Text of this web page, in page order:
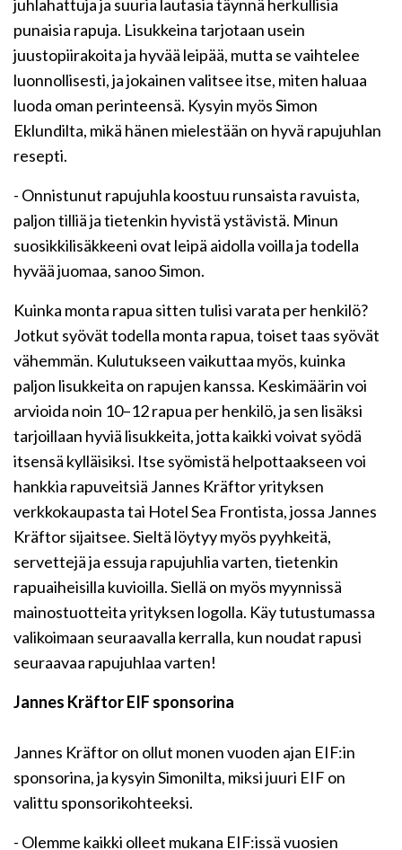
juhlahattuja ja suuria lautasia täynnä herkullisia
punaisia rapuja. Lisukkeina tarjotaan usein
juustopiirakoita ja hyvää leipää, mutta se vaihtelee
luonnollisesti, ja jokainen valitsee itse, miten haluaa
luoda oman perinteensä. Kysyin myös Simon
Eklundilta, mikä hänen mielestään on hyvä rapujuhlan
resepti.
- Onnistunut rapujuhla koostuu runsaista ravuista,
paljon tilliä ja tietenkin hyvistä ystävistä. Minun
suosikkilisäkkeeni ovat leipä aidolla voilla ja todella
hyvää juomaa, sanoo Simon.
Kuinka monta rapua sitten tulisi varata per henkilö?
Jotkut syövät todella monta rapua, toiset taas syövät
vähemmän. Kulutukseen vaikuttaa myös, kuinka
paljon lisukkeita on rapujen kanssa. Keskimäärin voi
arvioida noin 10–12 rapua per henkilö, ja sen lisäksi
tarjoillaan hyviä lisukkeita, jotta kaikki voivat syödä
itsensä kylläisiksi. Itse syömistä helpottaakseen voi
hankkia rapuveitsiä Jannes Kräftor yrityksen
verkkokaupasta tai Hotel Sea Frontista, jossa Jannes
Kräftor sijaitsee. Sieltä löytyy myös pyyhkeitä,
servettejä ja essuja rapujuhlia varten, tietenkin
rapuaiheisilla kuvioilla. Siellä on myös myynnissä
mainostuotteita yrityksen logolla. Käy tutustumassa
valikoimaan seuraavalla kerralla, kun noudat rapusi
seuraavaa rapujuhlaa varten!
Jannes Kräftor EIF sponsorina
Jannes Kräftor on ollut monen vuoden ajan EIF:in
sponsorina, ja kysyin Simonilta, miksi juuri EIF on
valittu sponsorikohteeksi.
- Olemme kaikki olleet mukana EIF:issä vuosien